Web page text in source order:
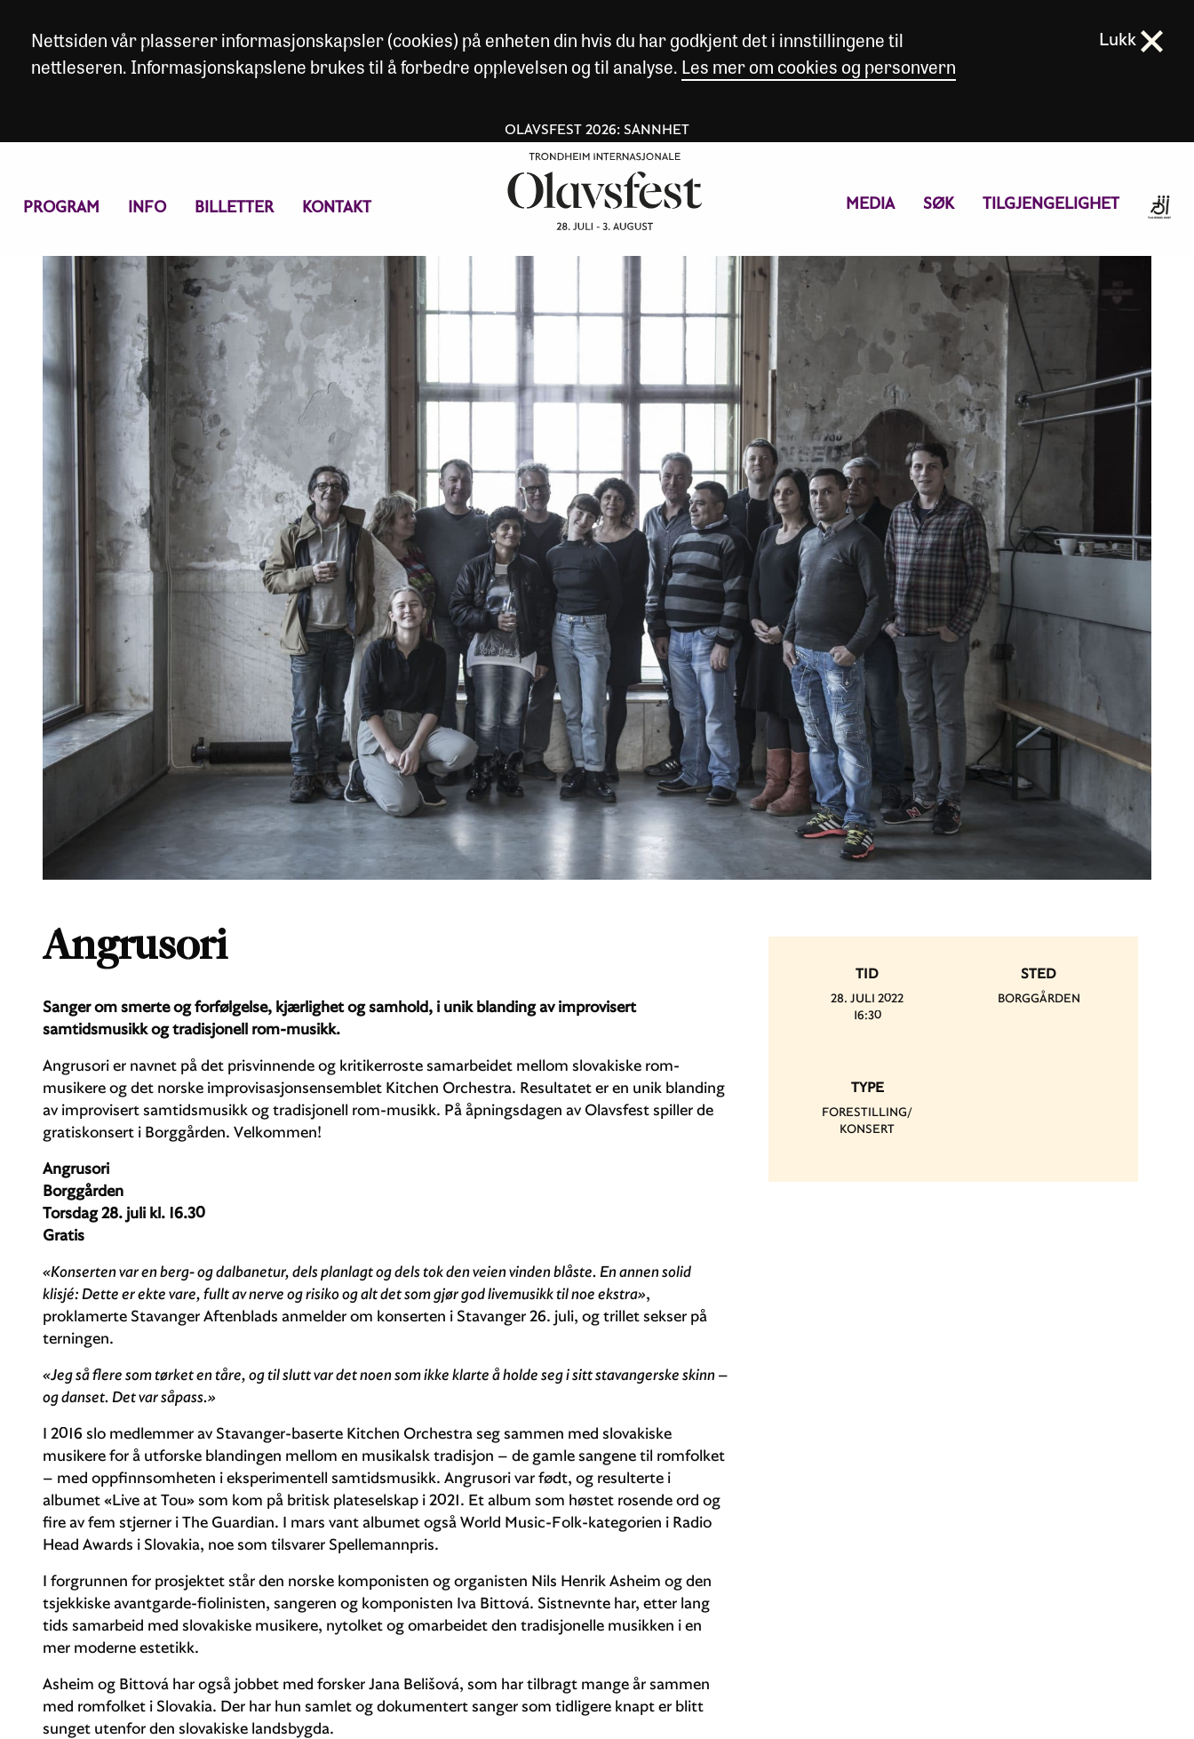
Nettsiden vår plasserer informasjonskapsler (cookies) på enheten din hvis du har godkjent det i innstillingene til
nettleseren. Informasjonskapslene brukes til å forbedre opplevelsen og til analyse. Les mer om cookies og personvern
Lukk
OLAVSFEST 2026: SANNHET
PROGRAM INFO BILLETTER KONTAKT MEDIA SØK TILGJENGELIGHET
Angrusori
Sanger om smerte og forfølgelse, kjærlighet og samhold, i unik blanding av improvisert
samtidsmusikk og tradisjonell rom-musikk.
Angrusori er navnet på det prisvinnende og kritikerroste samarbeidet mellom slovakiske rom-
musikere og det norske improvisasjonsensemblet Kitchen Orchestra. Resultatet er en unik blanding
av improvisert samtidsmusikk og tradisjonell rom-musikk. På åpningsdagen av Olavsfest spiller de
gratiskonsert i Borggården. Velkommen!
Angrusori
Borggården
Torsdag 28. juli kl. 16.30
Gratis
«Konserten var en berg- og dalbanetur, dels planlagt og dels tok den veien vinden blåste. En annen solid
klisjé: Dette er ekte vare, fullt av nerve og risiko og alt det som gjør god livemusikk til noe ekstra»,
proklamerte Stavanger Aftenblads anmelder om konserten i Stavanger 26. juli, og trillet sekser på
terningen.
«Jeg så flere som tørket en tåre, og til slutt var det noen som ikke klarte å holde seg i sitt stavangerske skinn –
og danset. Det var såpass.»
I 2016 slo medlemmer av Stavanger-baserte Kitchen Orchestra seg sammen med slovakiske
musikere for å utforske blandingen mellom en musikalsk tradisjon – de gamle sangene til romfolket
– med oppfinnsomheten i eksperimentell samtidsmusikk. Angrusori var født, og resulterte i
albumet «Live at Tou» som kom på britisk plateselskap i 2021. Et album som høstet rosende ord og
fire av fem stjerner i The Guardian. I mars vant albumet også World Music-Folk-kategorien i Radio
Head Awards i Slovakia, noe som tilsvarer Spellemannpris.
I forgrunnen for prosjektet står den norske komponisten og organisten Nils Henrik Asheim og den
tsjekkiske avantgarde-fiolinisten, sangeren og komponisten Iva Bittová. Sistnevnte har, etter lang
tids samarbeid med slovakiske musikere, nytolket og omarbeidet den tradisjonelle musikken i en
mer moderne estetikk.
Asheim og Bittová har også jobbet med forsker Jana Belišová, som har tilbragt mange år sammen
med romfolket i Slovakia. Der har hun samlet og dokumentert sanger som tidligere knapt er blitt
sunget utenfor den slovakiske landsbygda.
TID
28. JULI 2022
16:30
STED
BORGGÅRDEN
TYPE
FORESTILLING/
KONSERT